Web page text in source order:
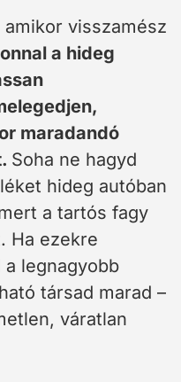
visszamész
a hideg
maradandó
Soha ne hagyd
hideg autóban
a tartós fagy
Ha ezekre
legnagyobb
társad marad –
váratlan